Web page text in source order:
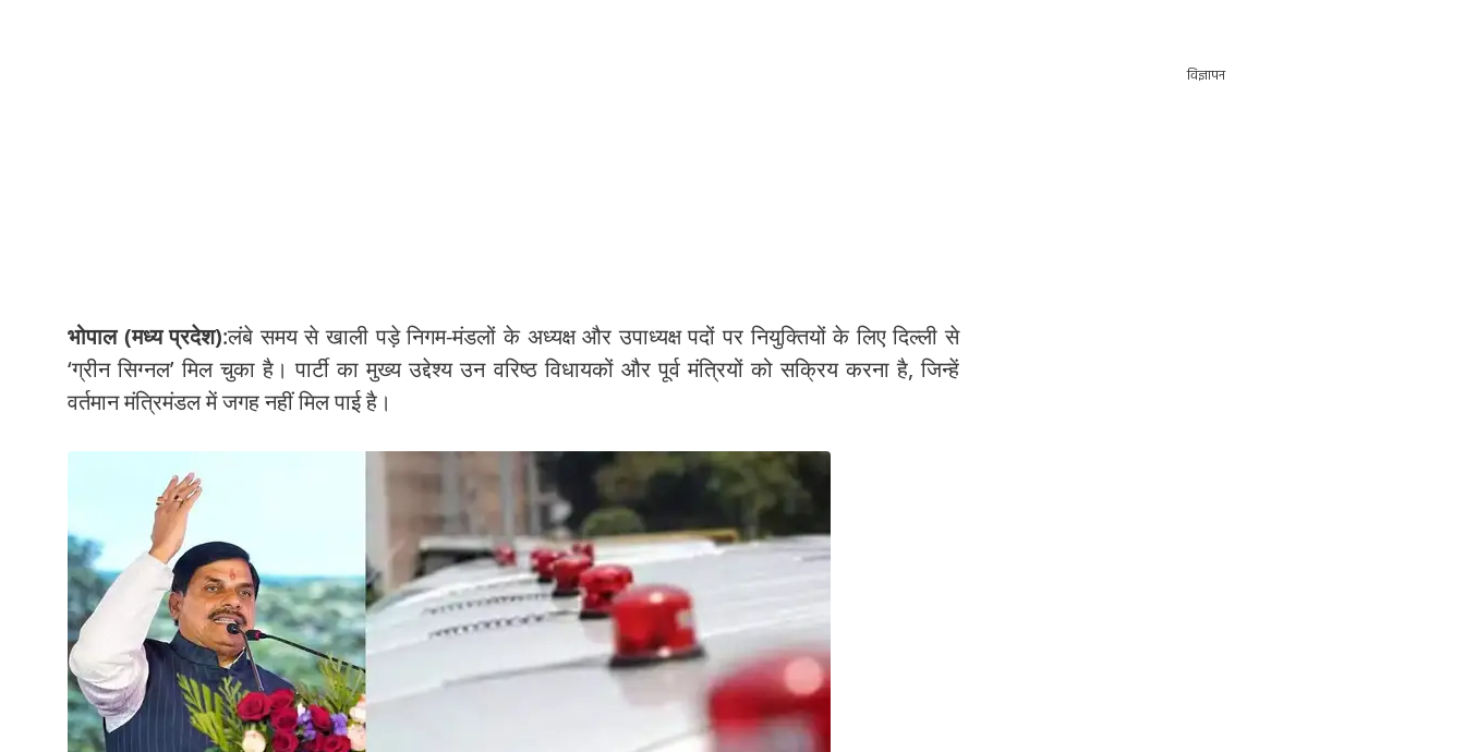
भोपाल (मध्य प्रदेश):लंबे समय से खाली पड़े निगम-मंडलों के अध्यक्ष और उपाध्यक्ष पदों पर नियुक्तियों के लिए दिल्ली से
‘ग्रीन सिग्नल’ मिल चुका है। पार्टी का मुख्य उद्देश्य उन वरिष्ठ विधायकों और पूर्व मंत्रियों को सक्रिय करना है, जिन्हें
वर्तमान मंत्रिमंडल में जगह नहीं मिल पाई है।
विज्ञापन